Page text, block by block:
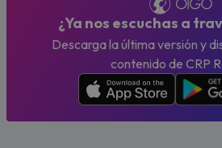
¿Ya nos escuchas a
Descarga la última versión y
contenido de CRP